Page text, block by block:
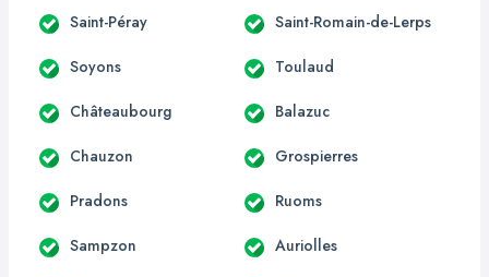
Saint-Péray Saint-Romain-de-Lerps
Soyons Toulaud
Châteaubourg Balazuc
Chauzon Grospierres
Pradons Ruoms
Sampzon Auriolles